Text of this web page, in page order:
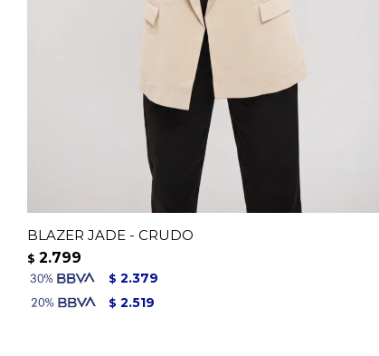
BLAZER JADE - CRUDO
$ 2.799
$ 2.379
$ 2.519